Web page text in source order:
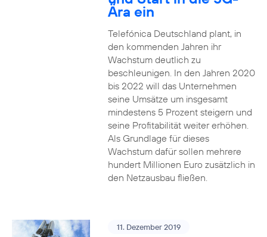
Ära ein
Telefónica Deutschland plant, in
den kommenden Jahren ihr
Wachstum deutlich zu
beschleunigen. In den Jahren 2020
bis 2022 will das Unternehmen
seine Umsätze um insgesamt
mindestens 5 Prozent steigern und
seine Profitabilität weiter erhöhen.
Als Grundlage für dieses
Wachstum dafür sollen mehrere
hundert Millionen Euro zusätzlich in
den Netzausbau fließen.
11. Dezember 2019